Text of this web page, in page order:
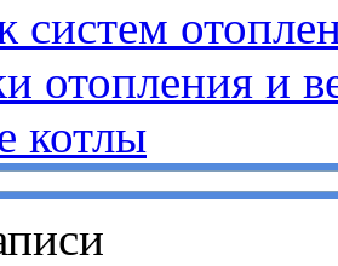
отопления и
котлы